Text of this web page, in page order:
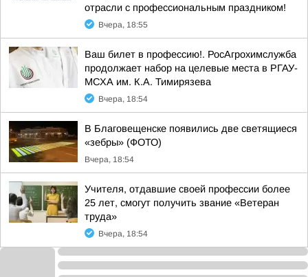
отрасли с профессиональным праздником!
Вчера, 18:55
Ваш билет в профессию!. РосАгрохимслужба
продолжает набор на целевые места в РГАУ-
МСХА им. К.А. Тимирязева
Вчера, 18:54
В Благовещенске появились две светящиеся
«зебры» (ФОТО)
Вчера, 18:54
Учителя, отдавшие своей профессии более
25 лет, смогут получить звание «Ветеран
труда»
Вчера, 18:54